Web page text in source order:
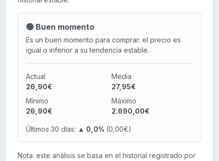
🟢 Buen momento
Es un buen momento para comprar: el precio es
igual o inferior a su tendencia estable.
Actual
26,90€
Media
27,95€
Mínimo
26,90€
Máximo
2.690,00€
Últimos 30 días: ▲ 0,0% (0,00€)
Nota: este análisis se basa en el historial registrado por